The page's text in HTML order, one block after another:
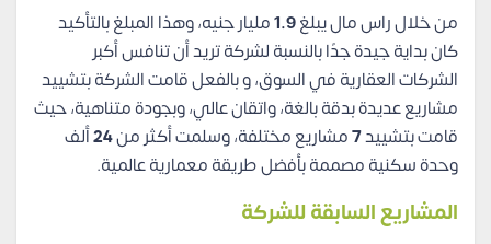
من خلال راس مال يبلغ1.9مليار جنيه، وهذا المبلغ بالتأكيد
كان بداية جيدة جدًا بالنسبة لشركة تريد أن تنافس أكبر
الشركات العقارية في السوق، و بالفعل قامت الشركة بتشييد
مشاريع عديدة بدقة بالغة، واتقان عالي، وبجودة متناهية، حيث
قامت بتشييد7مشاريع مختلفة، وسلمت أكثر من
ألف
وحدة سكنية مصممة بأفضل طريقة معمارية عالمية.
المشاريع السابقة للشركة